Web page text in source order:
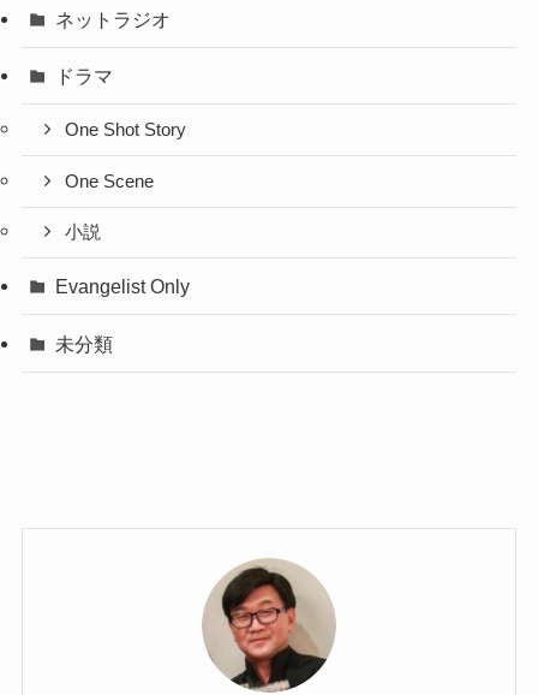
ネットラジオ
ドラマ
One Shot Story
One Scene
小説
Evangelist Only
未分類